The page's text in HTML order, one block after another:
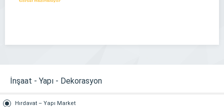
İnşaat - Yapı - Dekorasyon
Hırdavat – Yapı Market